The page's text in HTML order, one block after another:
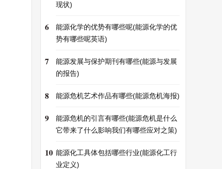
现状)
6
能源化学的优势有哪些呢(能源化学的优
势有哪些呢英语)
7
能源发展与保护期刊有哪些(能源与发展
的报告)
8 能源危机艺术作品有哪些(能源危机海报)
9
能源危机的引言有哪些(能源危机是什么
它带来了什么影响我们有哪些应对之策)
10 能源化工具体包括哪些行业(能源化工行
业定义)